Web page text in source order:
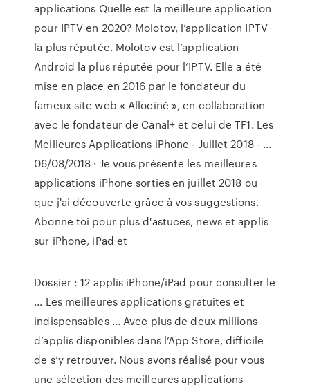
applications Quelle est la meilleure application
pour IPTV en 2020? Molotov, l’application IPTV
la plus réputée. Molotov est l’application
Android la plus réputée pour l’IPTV. Elle a été
mise en place en 2016 par le fondateur du
fameux site web « Allociné », en collaboration
avec le fondateur de Canal+ et celui de TF1. Les
Meilleures Applications iPhone - Juillet 2018 - …
06/08/2018 · Je vous présente les meilleures
applications iPhone sorties en juillet 2018 ou
que j'ai découverte grâce à vos suggestions.
Abonne toi pour plus d'astuces, news et applis
sur iPhone, iPad et
Dossier : 12 applis iPhone/iPad pour consulter le
... Les meilleures applications gratuites et
indispensables ... Avec plus de deux millions
d’applis disponibles dans l’App Store, difficile
de s’y retrouver. Nous avons réalisé pour vous
une sélection des meilleures applications